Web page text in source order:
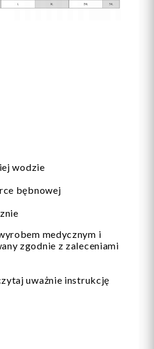
wodzie
bębnowej
medycznym i
zgodnie z zaleceniami
uważnie instrukcję